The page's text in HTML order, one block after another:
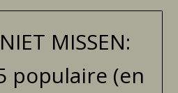
MISSEN:
populaire (en